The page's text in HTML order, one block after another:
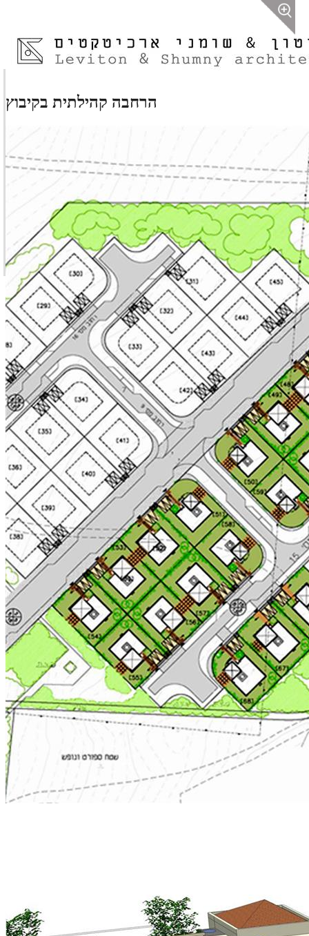
הרחבה קהילתית בקיבוץ